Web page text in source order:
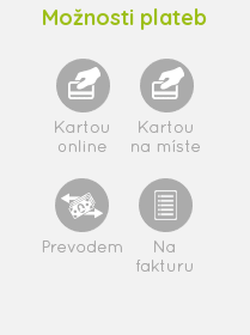
Možnosti plateb